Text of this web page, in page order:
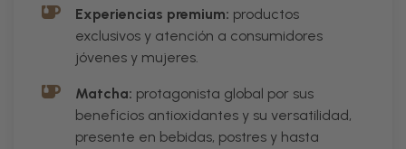
Experiencias premium: productos
exclusivos y atención a consumidores
jóvenes y mujeres.
Matcha: protagonista global por sus
beneficios antioxidantes y su versatilidad,
presente en bebidas, postres y hasta